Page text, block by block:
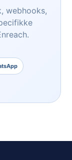
webhooks,